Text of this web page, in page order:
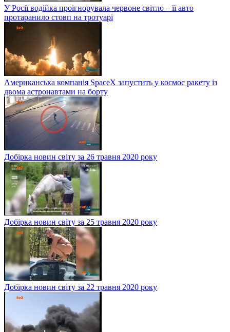
У Росії водійка проігнорувала червоне світло – її авто
протаранило стовп на тротуарі
Американська компанія SpaceX запустить у космос ракету із
двома астронавтами на борту
Добірка новин світу за 26 травня 2020 року
Добірка новин світу за 25 травня 2020 року
Добірка новин світу за 22 травня 2020 року